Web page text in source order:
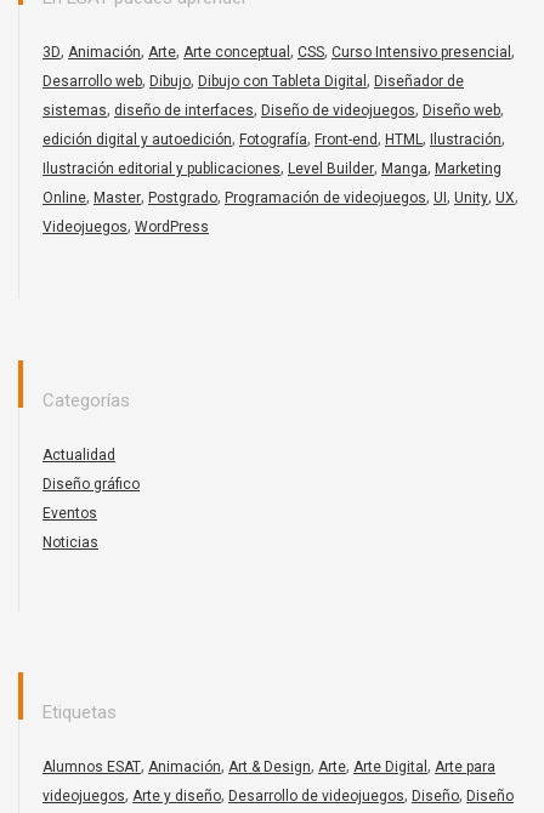
3D, Animación, Arte, Arte conceptual , CSS, Curso Intensivo presencial ,
Desarrollo web, Dibujo, Dibujo con Tableta Digital , Diseñador de
sistemas, diseño de interfaces, Diseño de videojuegos, Diseño web,
edición digital y autoedición, Fotografía, Front-end, HTML, Ilustración,
Ilustración editorial y publicaciones, Level Builder, Manga, Marketing
Online, Master, Postgrado, Programación de videojuegos, UI , Unity, UX,
Videojuegos, WordPress
Categorías
Actualidad
Diseño gráfico
Eventos
Noticias
Etiquetas
Alumnos ESAT, Animación, Art & Design, Arte, Arte Digital , Arte para
videojuegos, Arte y diseño, Desarrollo de videojuegos, Diseño, Diseño